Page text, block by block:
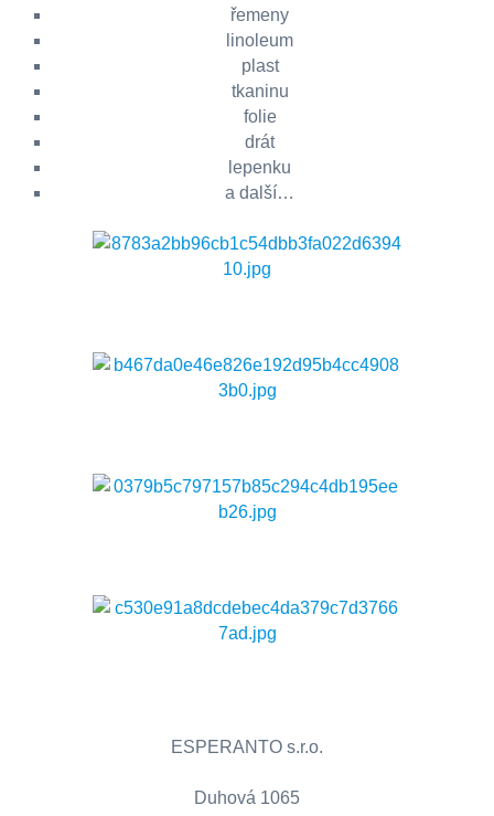
řemeny
linoleum
plast
tkaninu
folie
drát
lepenku
a další…
ESPERANTO s.r.o.
Duhová 1065